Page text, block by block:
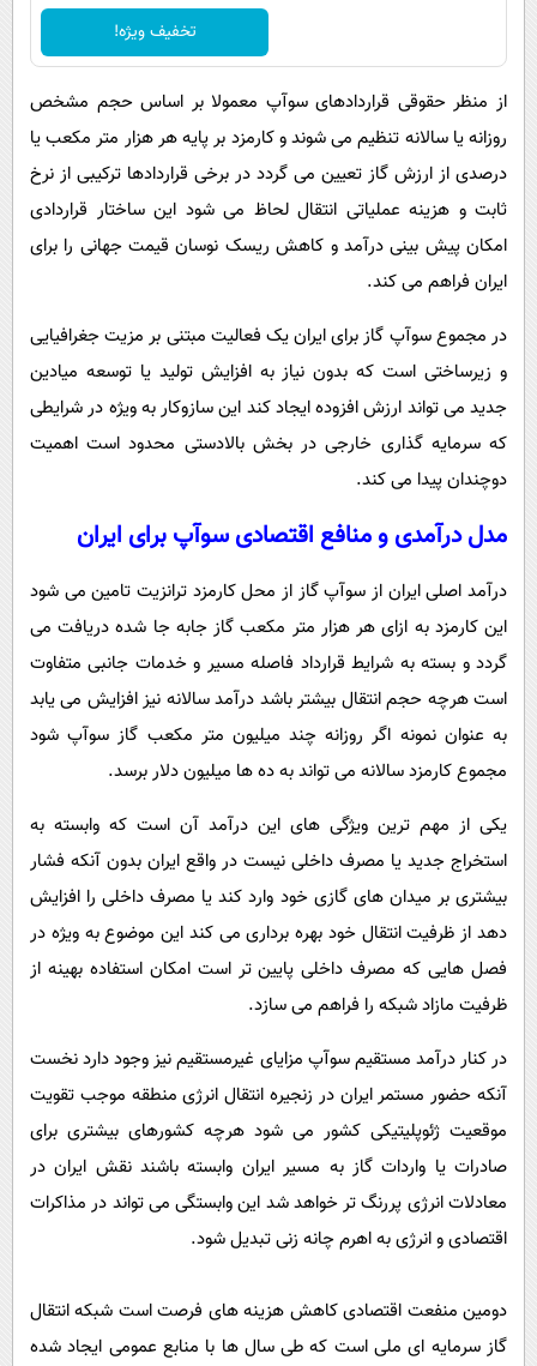
تخفیف ویژه!
از منظر حقوقی قراردادهای سوآپ معمولا بر اساس حجم مشخص
روزانه یا سالانه تنظیم می شوند و کارمزد بر پایه هر هزار متر مکعب یا
درصدی از ارزش گاز تعیین می گردد در برخی قراردادها ترکیبی از نرخ
ثابت و هزینه عملیاتی انتقال لحاظ می شود این ساختار قراردادی
امکان پیش بینی درآمد و کاهش ریسک نوسان قیمت جهانی را برای
ایران فراهم می کند.
در مجموع سوآپ گاز برای ایران یک فعالیت مبتنی بر مزیت جغرافیایی
و زیرساختی است که بدون نیاز به افزایش تولید یا توسعه میادین
جدید می تواند ارزش افزوده ایجاد کند این سازوکار به ویژه در شرایطی
که سرمایه گذاری خارجی در بخش بالادستی محدود است اهمیت
دوچندان پیدا می کند.
مدل درآمدی و منافع اقتصادی سوآپ برای ایران
درآمد اصلی ایران از سوآپ گاز از محل کارمزد ترانزیت تامین می شود
این کارمزد به ازای هر هزار متر مکعب گاز جابه جا شده دریافت می
گردد و بسته به شرایط قرارداد فاصله مسیر و خدمات جانبی متفاوت
است هرچه حجم انتقال بیشتر باشد درآمد سالانه نیز افزایش می یابد
به عنوان نمونه اگر روزانه چند میلیون متر مکعب گاز سوآپ شود
مجموع کارمزد سالانه می تواند به ده ها میلیون دلار برسد.
یکی از مهم ترین ویژگی های این درآمد آن است که وابسته به
استخراج جدید یا مصرف داخلی نیست در واقع ایران بدون آنکه فشار
بیشتری بر میدان های گازی خود وارد کند یا مصرف داخلی را افزایش
دهد از ظرفیت انتقال خود بهره برداری می کند این موضوع به ویژه در
فصل هایی که مصرف داخلی پایین تر است امکان استفاده بهینه از
ظرفیت مازاد شبکه را فراهم می سازد.
در کنار درآمد مستقیم سوآپ مزایای غیرمستقیم نیز وجود دارد نخست
آنکه حضور مستمر ایران در زنجیره انتقال انرژی منطقه موجب تقویت
موقعیت ژئوپلیتیکی کشور می شود هرچه کشورهای بیشتری برای
صادرات یا واردات گاز به مسیر ایران وابسته باشند نقش ایران در
معادلات انرژی پررنگ تر خواهد شد این وابستگی می تواند در مذاکرات
اقتصادی و انرژی به اهرم چانه زنی تبدیل شود.
دومین منفعت اقتصادی کاهش هزینه های فرصت است شبکه انتقال
گاز سرمایه ای ملی است که طی سال ها با منابع عمومی ایجاد شده